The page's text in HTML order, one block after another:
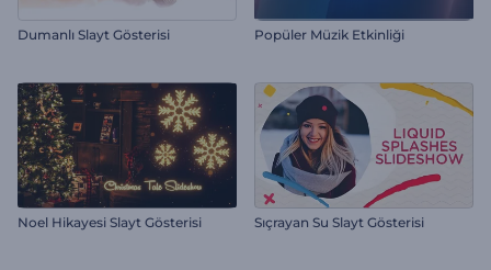
Dumanlı Slayt Gösterisi Popüler Müzik Etkinliği
Noel Hikayesi Slayt Gösterisi Sıçrayan Su Slayt Gösterisi